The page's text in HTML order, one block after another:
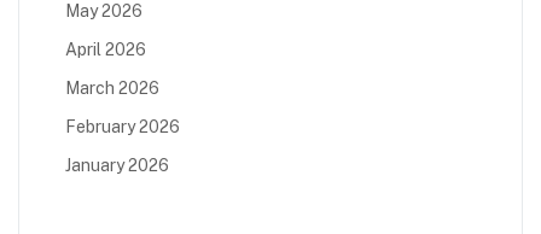
May 2026
April 2026
March 2026
February 2026
January 2026